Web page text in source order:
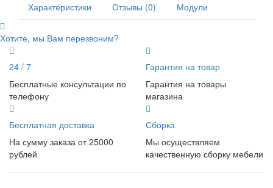
Характеристики
Отзывы (0) Модули
Хотите, мы Вам перезвоним?
24 / 7
Бесплатные консультации по
телефону
Гарантия на товар
Гарантия на товары
магазина
Бесплатная доставка
На сумму заказа от 25000
рублей
Сборка
Мы осуществляем
качественную сборку мебели